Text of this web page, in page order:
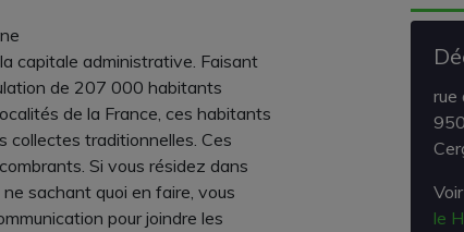
capitale administrative. Faisant
de 207 000 habitants
de la France, ces habitants
collectes traditionnelles. Ces
Si vous résidez dans
sachant quoi en faire, vous
pour joindre les
rue
le